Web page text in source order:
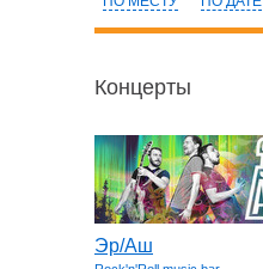
Концерты
Эр/Аш